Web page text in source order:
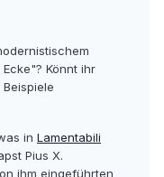
Könnt ihr
in Lamentabili
Pius X.
ihm eingeführten